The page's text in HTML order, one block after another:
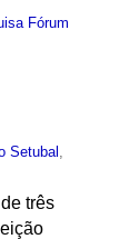
Fórum
Setubal
três